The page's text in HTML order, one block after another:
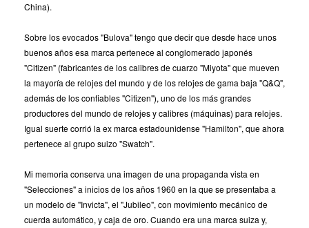
China).
Sobre los evocados "Bulova" tengo que decir que desde hace unos
buenos años esa marca pertenece al conglomerado japonés
"Citizen" (fabricantes de los calibres de cuarzo "Miyota" que mueven
la mayoría de relojes del mundo y de los relojes de gama baja "Q&Q",
además de los confiables "Citizen"), uno de los más grandes
productores del mundo de relojes y calibres (máquinas) para relojes.
Igual suerte corrió la ex marca estadounidense "Hamilton", que ahora
pertenece al grupo suizo "Swatch".
Mi memoria conserva una imagen de una propaganda vista en
"Selecciones" a inicios de los años 1960 en la que se presentaba a
un modelo de "Invicta", el "Jubileo", con movimiento mecánico de
cuerda automático, y caja de oro. Cuando era una marca suiza y,